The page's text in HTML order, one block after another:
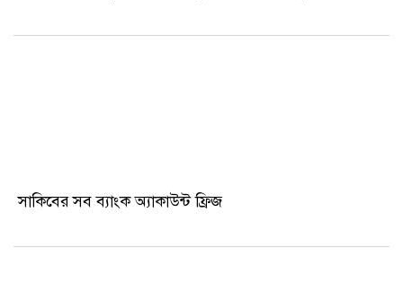
সাকিবের সব ব্যাংক অ্যাকাউন্ট ফ্রিজ